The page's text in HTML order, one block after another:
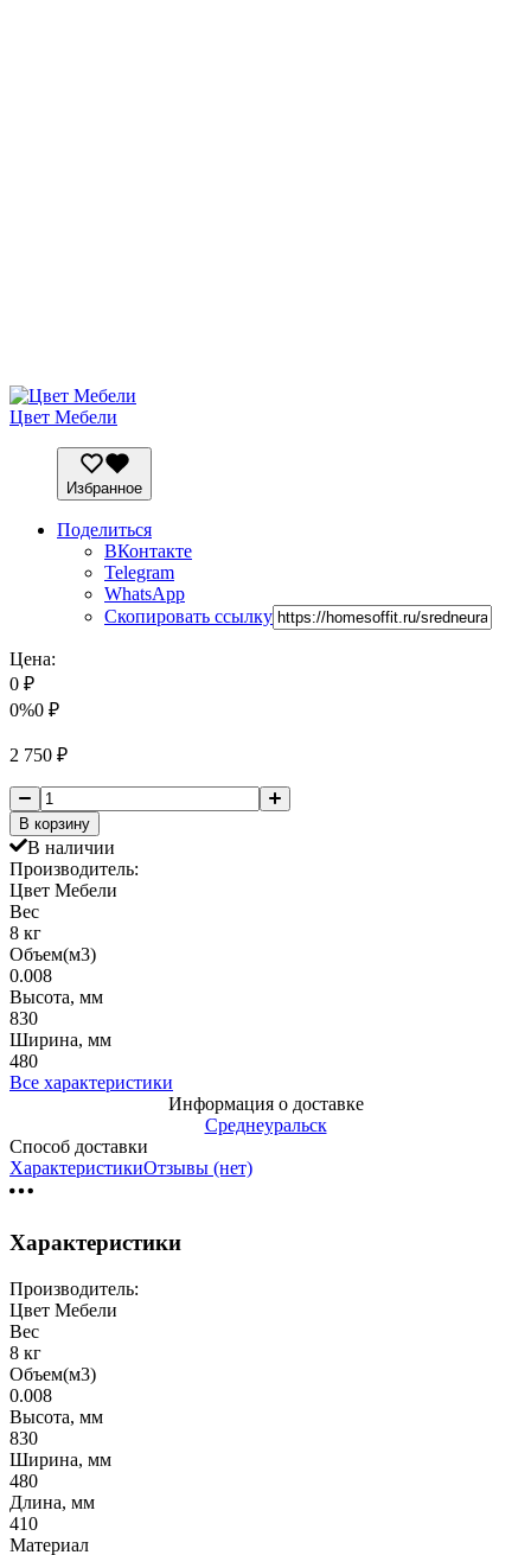
Цвет Мебели
Избранное
Поделиться
ВКонтакте
Telegram
WhatsApp
Скопировать ссылку
Цена:
0 ₽
0%0 ₽
2 750 ₽
В корзину
В наличии
Производитель:
Цвет Мебели
Вес
8 кг
Объем(м3)
0.008
Высота, мм
830
Ширина, мм
480
Все характеристики
Информация о доставке
Среднеуральск
Способ доставки
ХарактеристикиОтзывы (нет)
Характеристики
Производитель:
Цвет Мебели
Вес
8 кг
Объем(м3)
0.008
Высота, мм
830
Ширина, мм
480
Длина, мм
410
Материал